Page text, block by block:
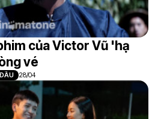
của Victor Vũ 'hạ
vé
28/04